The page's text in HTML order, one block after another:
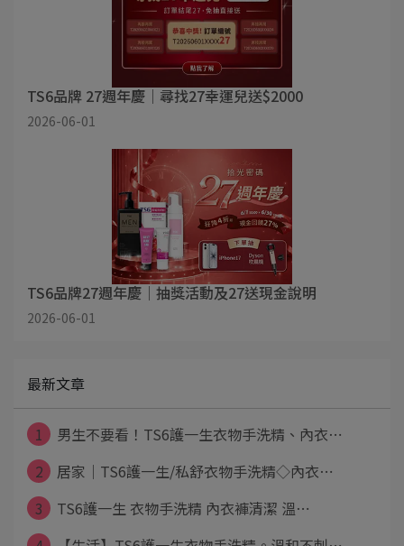
TS6品牌 27週年慶｜尋找27幸運兒送$2000
2026-06-01
TS6品牌27週年慶｜抽獎活動及27送現金說明
2026-06-01
最新文章
1
男生不要看！TS6護一生衣物手洗精、內衣⋯
2
居家｜TS6護一生/私舒衣物手洗精◇內衣⋯
3
TS6護一生 衣物手洗精 內衣褲清潔 溫⋯